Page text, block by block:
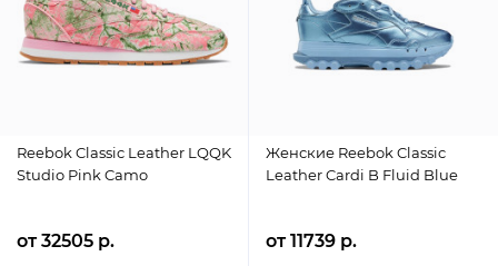
Reebok Classic Leather LQQK
Studio Pink Camo
от 32505 р.
Женские Reebok Classic
Leather Cardi B Fluid Blue
от 11739 р.